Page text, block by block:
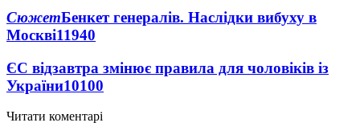
СюжетБенкет генералів. Наслідки вибуху в
Москві11940
ЄС відзавтра змінює правила для чоловіків із
України10100
Читати коментарі